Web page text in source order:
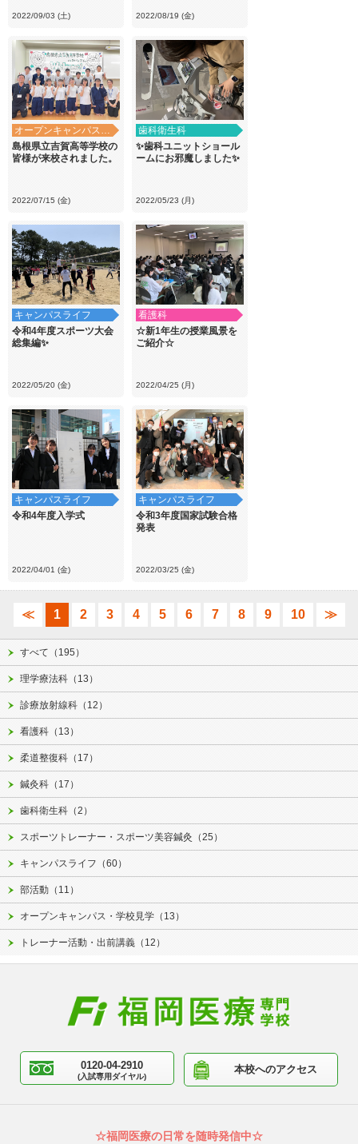
2022/09/03 (土) 2022/08/19 (金)
オープンキャンパス・学校見学
島根県立吉賀高等学校の
皆様が来校されました。
2022/07/15 (金)
歯科衛生科
✨歯科ユニットショール
ームにお邪魔しました✨
2022/05/23 (月)
キャンパスライフ
令和4年度スポーツ大会
総集編✨
2022/05/20 (金)
看護科
☆新1年生の授業風景を
ご紹介☆
2022/04/25 (月)
キャンパスライフ
令和4年度入学式
2022/04/01 (金)
キャンパスライフ
令和3年度国家試験合格
発表
2022/03/25 (金)
≪ 1 2 3 4 5 6 7 8 9 10 ≫
すべて（195）
理学療法科（13）
診療放射線科（12）
看護科（13）
柔道整復科（17）
鍼灸科（17）
歯科衛生科（2）
スポーツトレーナー・スポーツ美容鍼灸（25）
キャンパスライフ（60）
部活動（11）
オープンキャンパス・学校見学（13）
トレーナー活動・出前講義（12）
0120-04-2910
(入試専用ダイヤル)
本校へのアクセス
☆福岡医療の日常を随時発信中☆